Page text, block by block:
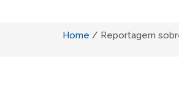
Home / Reportagem